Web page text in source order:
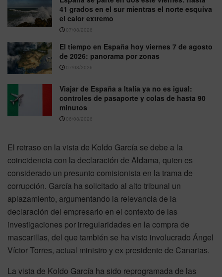
41 grados en el sur mientras el norte esquiva
el calor extremo
07/08/2026
El tiempo en España hoy viernes 7 de agosto
de 2026: panorama por zonas
07/08/2026
Viajar de España a Italia ya no es igual:
controles de pasaporte y colas de hasta 90
minutos
06/08/2026
El retraso en la vista de Koldo García se debe a la
coincidencia con la declaración de Aldama, quien es
considerado un presunto comisionista en la trama de
corrupción. García ha solicitado al alto tribunal un
aplazamiento, argumentando la relevancia de la
declaración del empresario en el contexto de las
investigaciones por irregularidades en la compra de
mascarillas, del que también se ha visto involucrado Ángel
Víctor Torres, actual ministro y ex presidente de Canarias.
La vista de Koldo García ha sido reprogramada de las